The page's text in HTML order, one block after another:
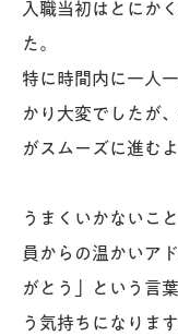
入職当初はとにか
た。
特に時間内に一人
かり大変でしたが
がスムーズに進む
うまくいかないこ
員からの温かいア
がとう」という言
う気持ちになります